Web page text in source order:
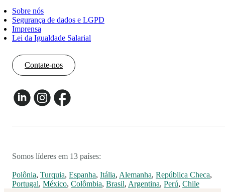
Sobre nós
Segurança de dados e LGPD
Imprensa
Lei da Igualdade Salarial
Contate-nos
Somos líderes em 13 países:
Polônia, Turquia, Espanha, Itália, Alemanha, República Checa,
Portugal, México, Colômbia, Brasil, Argentina, Perú, Chile